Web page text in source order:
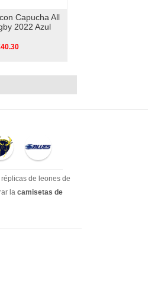
Capucha All
2022 Azul
de leones de
la camisetas de